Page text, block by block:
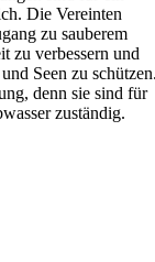
Die Vereinten
zu sauberem
zu verbessern und
Seen zu
denn sie sind für
zuständig.